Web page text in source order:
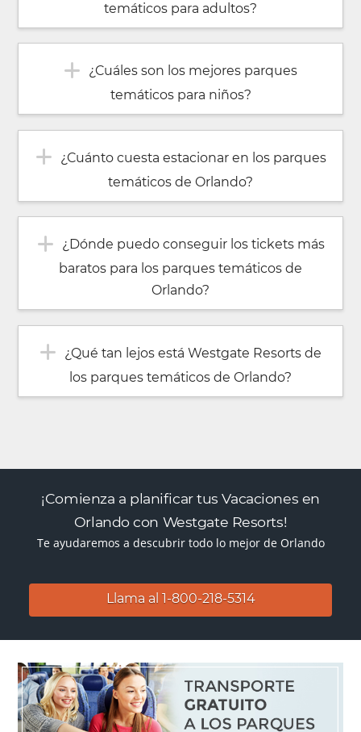
temáticos para adultos?
¿Cuáles son los mejores parques
temáticos para niños?
¿Cuánto cuesta estacionar en los parques
temáticos de Orlando?
¿Dónde puedo conseguir los tickets más
baratos para los parques temáticos de
Orlando?
¿Qué tan lejos está Westgate Resorts de
los parques temáticos de Orlando?
¡Comienza a planificar tus Vacaciones en
Orlando con Westgate Resorts!
Te ayudaremos a descubrir todo lo mejor de Orlando
Llama al 1-800-218-5314